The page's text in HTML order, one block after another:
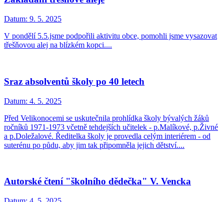
Datum: 9. 5. 2025
V pondělí 5.5.jsme podpořili aktivitu obce, pomohli jsme vysazovat
třešňovou alej na blízkém kopci....
Sraz absolventů školy po 40 letech
Datum: 4. 5. 2025
Před Velikonocemi se uskutečnila prohlídka školy bývalých žáků
ročníků 1971-1973 včetně tehdejších učitelek - p.Malíkové, p.Živné
a p.Doležalové. Ředitelka školy je provedla celým interiérem - od
suterénu po půdu, aby jim tak připomněla jejich dětství....
Autorské čtení "školního dědečka" V. Vencka